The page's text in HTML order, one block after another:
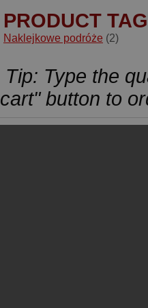
PRODUCT
Naklejkowe podróże (2)
Tip: Type the
cart" button to